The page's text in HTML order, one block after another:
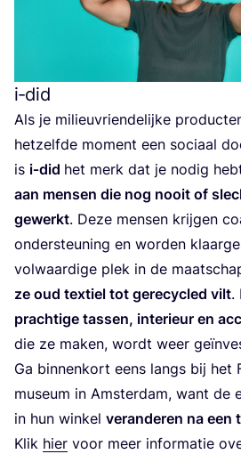
i‑did
Als je mili­eu­vrien­de­lij­ke
het­zelf­de moment een soci­aal
is i‑did het merk dat je nodig
aan men­sen die nog nooit of
gewerkt. Deze men­sen krij­gen
onder­steu­ning en wor­den
vol­waar­di­ge plek in de
ze oud tex­tiel tot gere­cy­cled vilt.
prach­ti­ge tas­sen, inte­ri­eur en
die ze maken, wordt weer
Ga bin­nen­kort eens langs bij het
muse­um in Amster­dam, want de
in hun win­kel ver­an­de­ren na een
Klik hier voor meer infor­ma­tie